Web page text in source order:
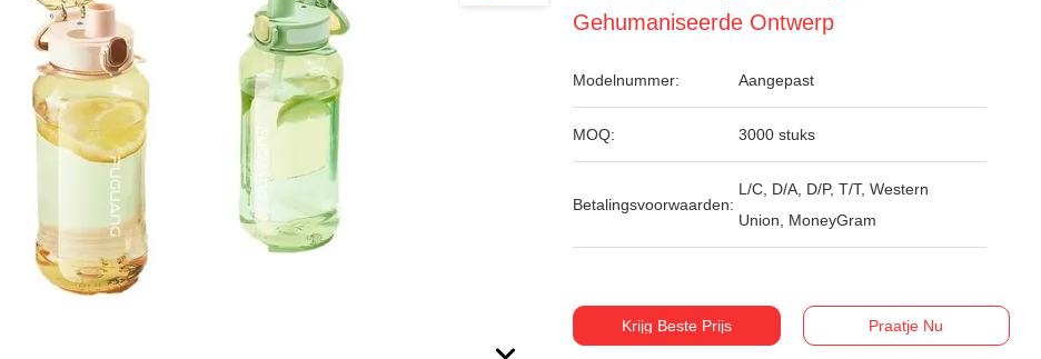
Gehumaniseerde Ontwerp
Modelnummer: Aangepast
MOQ: 3000 stuks
Betalingsvoorwaarden:
L/C, D/A, D/P, T/T, Western
Union, MoneyGram
Krijg Beste Prijs Praatje Nu